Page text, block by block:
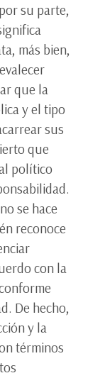
su parte,
más bien,
que la
y el tipo
sus
que
político
se hace
reconoce
con la
De hecho,
y la
términos